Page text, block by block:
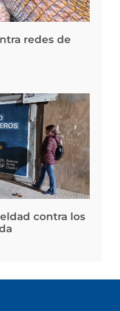
redes de
contra los